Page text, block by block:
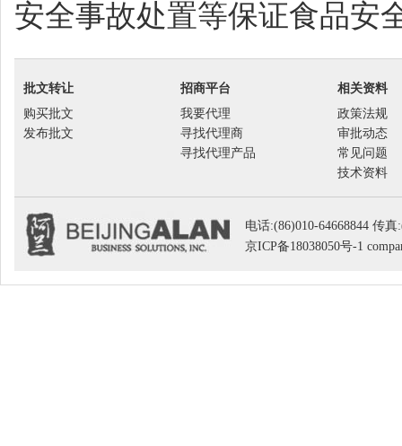
安全事故处置等保证食品安
批文转让
购买批文
发布批文
招商平台
我要代理
寻找代理商
寻找代理产品
相关资料
政策法规
审批动态
常见问题
技术资料
电话:(86)010-64668844 传
京ICP备18038050号-1